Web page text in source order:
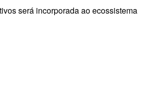
será incorporada ao ecossistema